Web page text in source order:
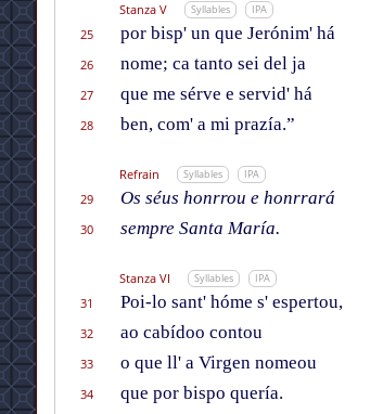
Stanza V Syllables IPA
25 por bisp' un que Jerónim' há
26 nome; ca tanto sei del ja
27 que me sérve e servid' há
28 ben, com' a mi prazía.”
Refrain Syllables IPA
29 Os séus honrrou e honrrará
30 sempre Santa María.
Stanza VI Syllables IPA
31 Poi-lo sant' hóme s' espertou,
32 ao cabídoo contou
33 o que ll' a Virgen nomeou
34 que por bispo quería.